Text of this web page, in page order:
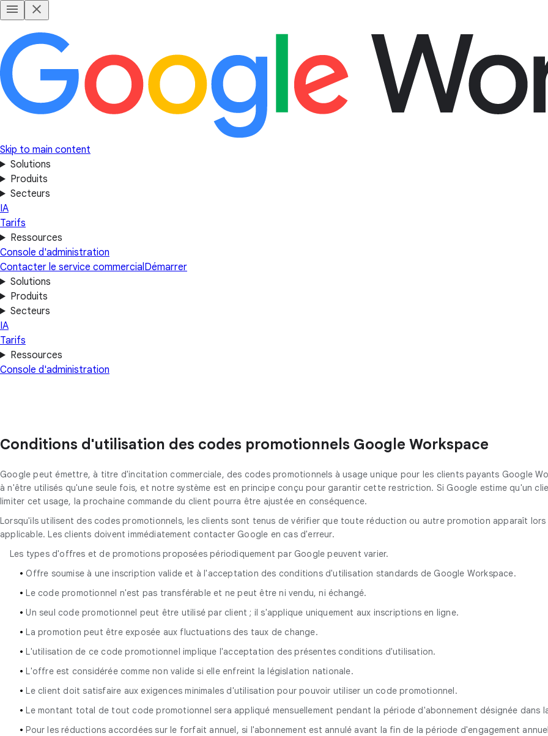
Skip to main content
Solutions
Produits
Secteurs
IA
Tarifs
Ressources
Console d'administration
Contacter le service commercialDémarrer
Solutions
Produits
Secteurs
IA
Tarifs
Ressources
Console d'administration
Conditions d'utilisation des codes promotionnels Google Workspace
Google peut émettre, à titre d'incitation commerciale, des codes promotionnels à usage unique pour les clients payants Google
à n'être utilisés qu'une seule fois, et notre système est en principe conçu pour garantir cette restriction. Si Google estime qu'un
limiter cet usage, la prochaine commande du client pourra être ajustée en conséquence.
Lorsqu'ils utilisent des codes promotionnels, les clients sont tenus de vérifier que toute réduction ou autre promotion apparaît
applicable. Les clients doivent immédiatement contacter Google en cas d'erreur.
Les types d'offres et de promotions proposées périodiquement par Google peuvent varier.
•Offre soumise à une inscription valide et à l'acceptation des conditions d'utilisation standards de Google Workspace.
•Le code promotionnel n'est pas transférable et ne peut être ni vendu, ni échangé.
•Un seul code promotionnel peut être utilisé par client ; il s'applique uniquement aux inscriptions en ligne.
•La promotion peut être exposée aux fluctuations des taux de change.
•L'utilisation de ce code promotionnel implique l'acceptation des présentes conditions d'utilisation.
•L'offre est considérée comme non valide si elle enfreint la législation nationale.
•Le client doit satisfaire aux exigences minimales d'utilisation pour pouvoir utiliser un code promotionnel.
•Le montant total de tout code promotionnel sera appliqué mensuellement pendant la période d'abonnement désignée dans
•Pour les réductions accordées sur le forfait annuel, si l'abonnement est annulé avant la fin de la période d'engagement